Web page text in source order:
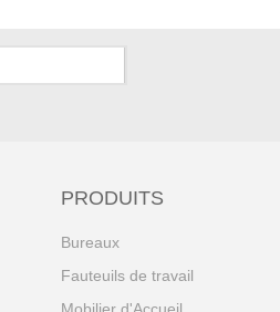
PRODUITS
Bureaux
Fauteuils de travail